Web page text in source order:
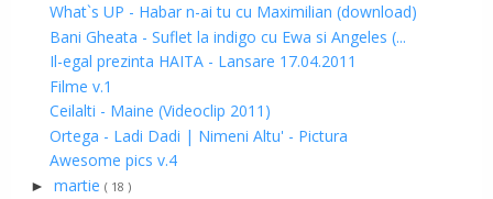
What`s UP - Habar n-ai tu cu Maximilian (download)
Bani Gheata - Suflet la indigo cu Ewa si Angeles (...
Il-egal prezinta HAITA - Lansare 17.04.2011
Filme v.1
Ceilalti - Maine (Videoclip 2011)
Ortega - Ladi Dadi | Nimeni Altu' - Pictura
Awesome pics v.4
► martie ( 18 )